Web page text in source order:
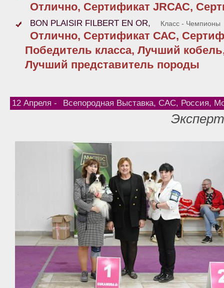
Отлично, Сертификат JRСАС,
BON PLAISIR FILBERT EN OR, Класс - Чемпионы
Отлично, Сертификат САС,
Победитель класса, Лучший
Лучший представитель породы
12 Апреля - Всепородная Выставка, САС, Россия,